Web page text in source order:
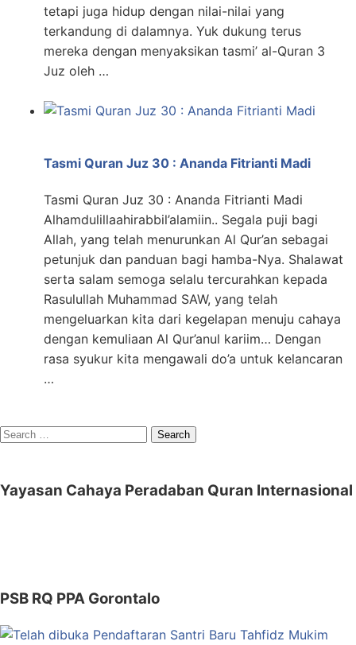
tetapi juga hidup dengan nilai-nilai yang
terkandung di dalamnya. Yuk dukung terus
mereka dengan menyaksikan tasmi’ al-Quran 3
Juz oleh …
Tasmi Quran Juz 30 : Ananda Fitrianti Madi
Tasmi Quran Juz 30 : Ananda Fitrianti Madi
Alhamdulillaahirabbil’alamiin.. Segala puji bagi
Allah, yang telah menurunkan Al Qur’an sebagai
petunjuk dan panduan bagi hamba-Nya. Shalawat
serta salam semoga selalu tercurahkan kepada
Rasulullah Muhammad SAW, yang telah
mengeluarkan kita dari kegelapan menuju cahaya
dengan kemuliaan Al Qur’anul kariim… Dengan
rasa syukur kita mengawali do’a untuk kelancaran
…
Search
Yayasan Cahaya Peradaban Quran Internasional
PSB RQ PPA Gorontalo